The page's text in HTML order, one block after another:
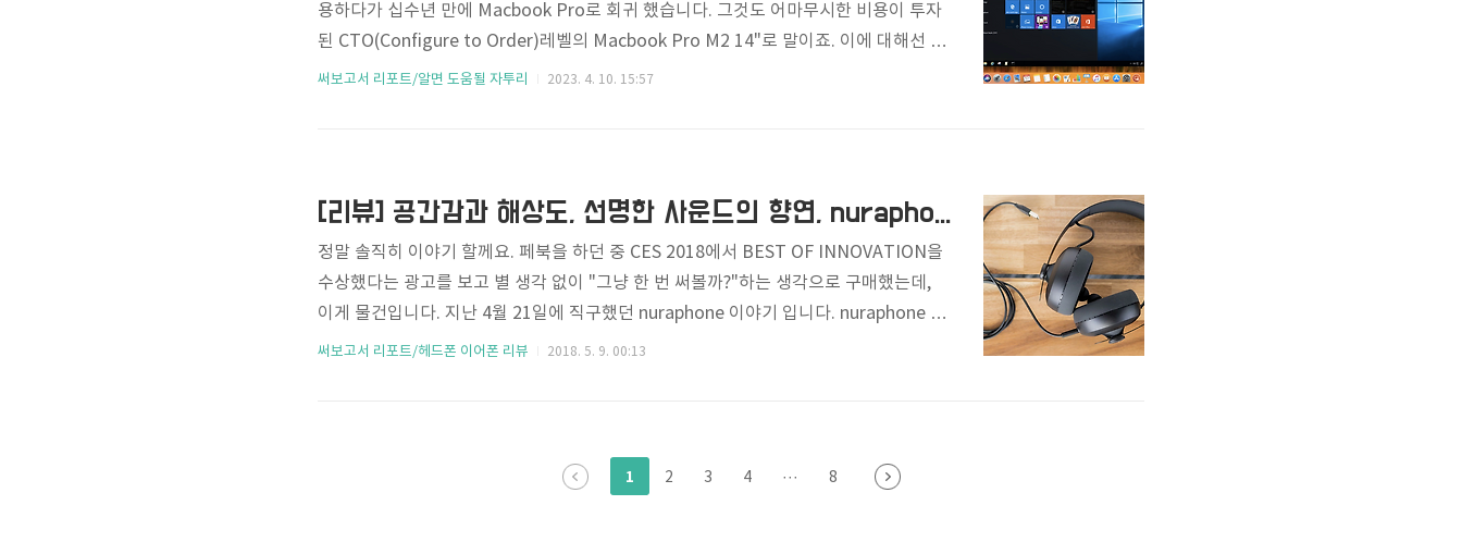
용하다가 십수년 만에 Macbook Pro로 회귀 했습니다. 그것도 어마무시한 비용이 투자
된 CTO(Configure to Order)레벨의 Macbook Pro M2 14"로 말이죠. 이에 대해선 차
후 기회가 된다면 언급하기로 하고요. 이 새로운 Macbook Pro를 수령한 후 한 달쯤 사
Windows OS가 설치된 PC를 이용해야 할 일이 생기..
써보고서 리포트/알면 도움될 자투리 2023. 4. 10. 15:57
[리뷰] 공간감과 해상도, 선명한 사운드의 향연, nuraphone
정말 솔직히 이야기 할께요. 페북을 하던 중 CES 2018에서 BEST OF INNOVATION을
수상했다는 광고를 보고 별 생각 없이 "그냥 한 번 써볼까?"하는 생각으로 구매했는데,
이게 물건입니다. 지난 4월 21일에 직구했던 nuraphone 이야기 입니다. nuraphone T
ech Specs 크기 190x170x88mm 무게 329g 유닛크기 40mm 연결방식 Bluetooth ap
써보고서 리포트/헤드폰 이어폰 리뷰 2018. 5. 9. 00:13
1 2 3 4 ··· 8